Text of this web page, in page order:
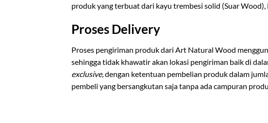
produk yang terbuat dari kayu trembesi solid (Suar
Proses Delivery
Proses pengiriman produk dari Art Natural Wood
sehingga tidak khawatir akan lokasi pengiriman baik di
exclusive,dengan ketentuan pembelian produk dalam
pembeli yang bersangkutan saja tanpa ada campuran